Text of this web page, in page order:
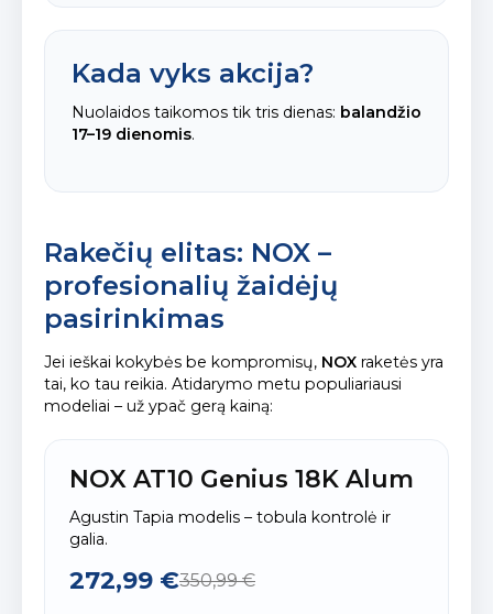
Kada vyks akcija?
Nuolaidos taikomos tik tris dienas: balandžio
17–19 dienomis.
Rakečių elitas: NOX –
profesionalių žaidėjų
pasirinkimas
Jei ieškai kokybės be kompromisų, NOX raketės yra
tai, ko tau reikia. Atidarymo metu populiariausi
modeliai – už ypač gerą kainą:
NOX AT10 Genius 18K Alum
Agustin Tapia modelis – tobula kontrolė ir
galia.
272,99 €350,99 €